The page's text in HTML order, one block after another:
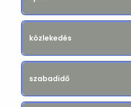
közlekedés
szabadidő